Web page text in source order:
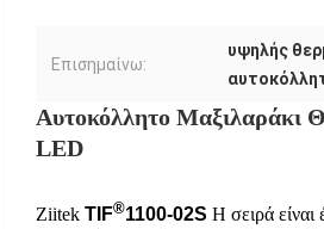
Επισημαίνω:
υψηλής
Αυτοκόλλητο Μαξιλαράκι
LED
Ziitek TIF®1100-02S Η σειρά